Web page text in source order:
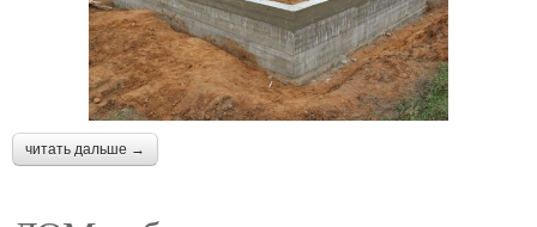
читать дальше →